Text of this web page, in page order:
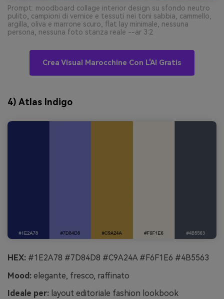
Prompt: moodboard collage interior design su sfondo neutro
pulito, campioni di vernice e tessuti nei toni sabbia, cammello,
argilla, oliva e marrone scuro, flat lay minimale, nessuna
persona, nessuna foto stanza reale --ar 3:2
Crea Visual Marocchine Con L'AI Gratis
4) Atlas Indigo
HEX: #1E2A78 #7D84D8 #C9A24A #F6F1E6 #4B5563
Mood: elegante, fresco, raffinato
Ideale per: layout editoriale fashion lookbook